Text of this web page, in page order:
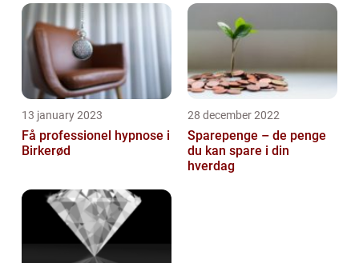
13 january 2023
Få professionel hypnose i
Birkerød
28 december 2022
Sparepenge – de penge
du kan spare i din
hverdag